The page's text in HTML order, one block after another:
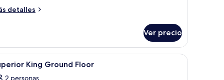
detalles
Ver precio
un cuadro en la pared.
grande y vista a una piscina.Minibar, caja de seguridad en la habitación y
1 King Ground Floor
2 personas